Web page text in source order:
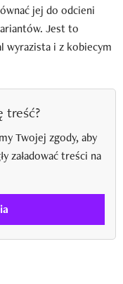
jej do odcieni
Jest to
wyrazista i z kobiecym
treść?
Twojej zgody, aby
załadować treści na